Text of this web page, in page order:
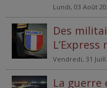
Lundi, 03 Août
Des
Vendredi, 31
La guerre